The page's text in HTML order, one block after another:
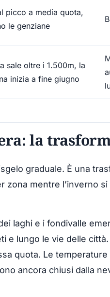
picco a media quota,
le genziane
sale oltre i 1.500m, la
inizia a fine giugno
la
graduale. È una
zona mentre l’inverno
laghi e i fondivalle
e lungo le vie delle
quota. Le temperature
ancora chiusi dalla